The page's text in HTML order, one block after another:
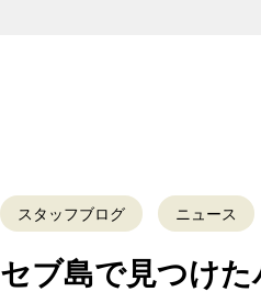
スタッフブログ ニュース
セブ島で見つけ